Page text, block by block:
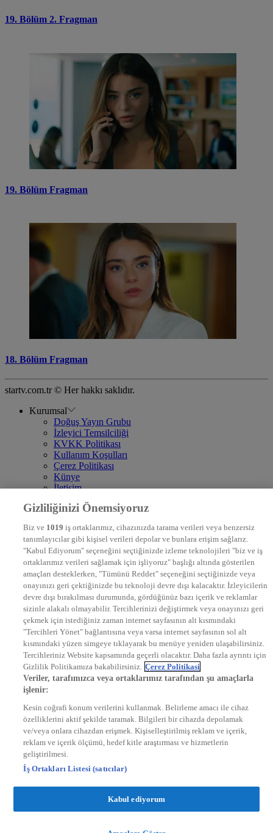
19. Bölüm 2. Fragman
19. Bölüm Fragman
18. Bölüm Fragman
startv.com.tr © Her hakkı saklıdır.
Kurumsal
Doğuş Yayın Grubu
İzleyici Temsilciliği
KVKK Politikası
Kullanım Koşulları
Çerez Politikası
Künye
İletişim
DYG Televizyonlar
STAR
EURO STAR
KRAL POP TV
DYG Radyolar
NTV RADYO
KRAL FM
KRAL POP
EKSEN
VOYAGE
DYG Dijital
ntv.com.tr
ntvspor.net
secim.ntv.com.tr
startv.com.tr
kralmuzik.com.tr
Gizliliğinizi Önemsiyoruz
Biz ve 1019 iş ortaklarımız, cihazınızda tarama verileri veya benzersiz
tanımlayıcılar gibi kişisel verileri depolar ve bunlara erişim sağlarız.
"Kabul Ediyorum" seçeneğini seçtiğinizde izleme teknolojileri "biz ve iş
ortaklarımız verileri sağlamak için işliyoruz" başlığı altında gösterilen
amaçları desteklerken, "Tümünü Reddet" seçeneğini seçtiğinizde veya
onayınızı geri çektiğinizde bu teknoloji devre dışı kalacaktır. İzleyicilerin
devre dışı bırakılması durumunda, gördüğünüz bazı içerik ve reklamlar
sizinle alakalı olmayabilir. Tercihlerinizi değiştirmek veya onayınızı geri
çekmek için istediğiniz zaman internet sayfasının alt kısmındaki
"Tercihleri Yönet" bağlantısına veya varsa internet sayfasının sol alt
kısmındaki yüzen simgeye tıklayarak bu menüye yeniden ulaşabilirsiniz.
Tercihleriniz Website kapsamında geçerli olacaktır. Daha fazla ayrıntı için
Gizlilik Politikamıza bakabilirsiniz. Çerez Politikasi
Veriler, tarafımızca veya ortaklarımız tarafından şu amaçlarla
işlenir:
Kesin coğrafi konum verilerini kullanmak. Belirleme amacı ile cihaz
özelliklerini aktif şekilde taramak. Bilgileri bir cihazda depolamak
ve/veya onlara cihazdan erişmek. Kişiselleştirilmiş reklam ve içerik,
reklam ve içerik ölçümü, hedef kitle araştırması ve hizmetlerin
geliştirilmesi.
İş Ortakları Listesi (satıcılar)
Kabul ediyorum